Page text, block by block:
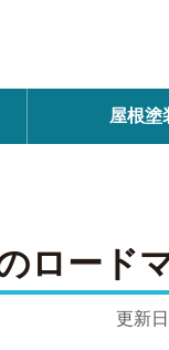
屋根塗
ロード
更新日